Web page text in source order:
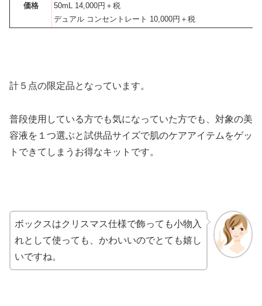
価格
50mL 14,000円＋税
デュアル コンセントレート 10,000円＋税
計５点の限定品となっています。
普段使用している方でも気になっていた方でも、対象の美
容液を１つ選ぶと試供品サイズで肌のケアアイテムをゲッ
トできてしまうお得なキットです。
ボックスはクリスマス仕様で飾っても小物入
れとして使っても、かわいいのでとても嬉し
いですね。